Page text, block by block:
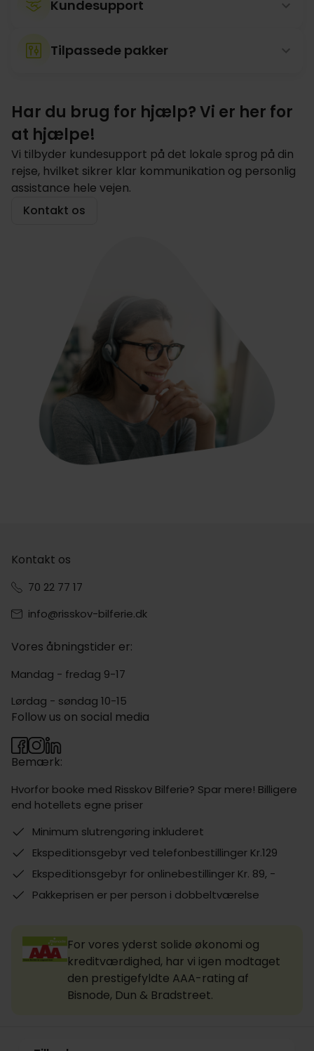
Kundesupport
Tilpassede pakker
Har du brug for hjælp? Vi er her for
at hjælpe!
Vi tilbyder kundesupport på det lokale sprog på din
rejse, hvilket sikrer klar kommunikation og personlig
assistance hele vejen.
Kontakt os
Kontakt os
70 22 77 17
info@risskov-bilferie.dk
Vores åbningstider er:
Mandag - fredag 9-17
Lørdag - søndag 10-15
Bemærk:
Hvorfor booke med Risskov Bilferie? Spar mere! Billigere
end hotellets egne priser
Minimum slutrengøring inkluderet
Ekspeditionsgebyr ved telefonbestillinger Kr.129
Ekspeditionsgebyr for onlinebestillinger Kr. 89, -
Pakkeprisen er per person i dobbeltværelse
Follow us on social media
For vores yderst solide økonomi og
kreditværdighed, har vi igen modtaget
den prestigefyldte AAA-rating af
Bisnode, Dun & Bradstreet.